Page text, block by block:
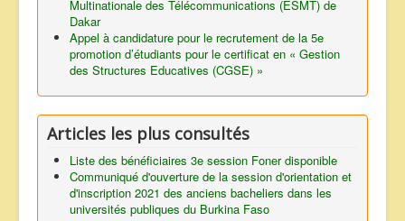
Multinationale des Télécommunications (ESMT) de
Dakar
Appel à candidature pour le recrutement de la 5e
promotion d’étudiants pour le certificat en « Gestion
des Structures Educatives (CGSE) »
Articles les plus consultés
Liste des bénéficiaires 3e session Foner disponible
Communiqué d'ouverture de la session d'orientation et
d'inscription 2021 des anciens bacheliers dans les
universités publiques du Burkina Faso